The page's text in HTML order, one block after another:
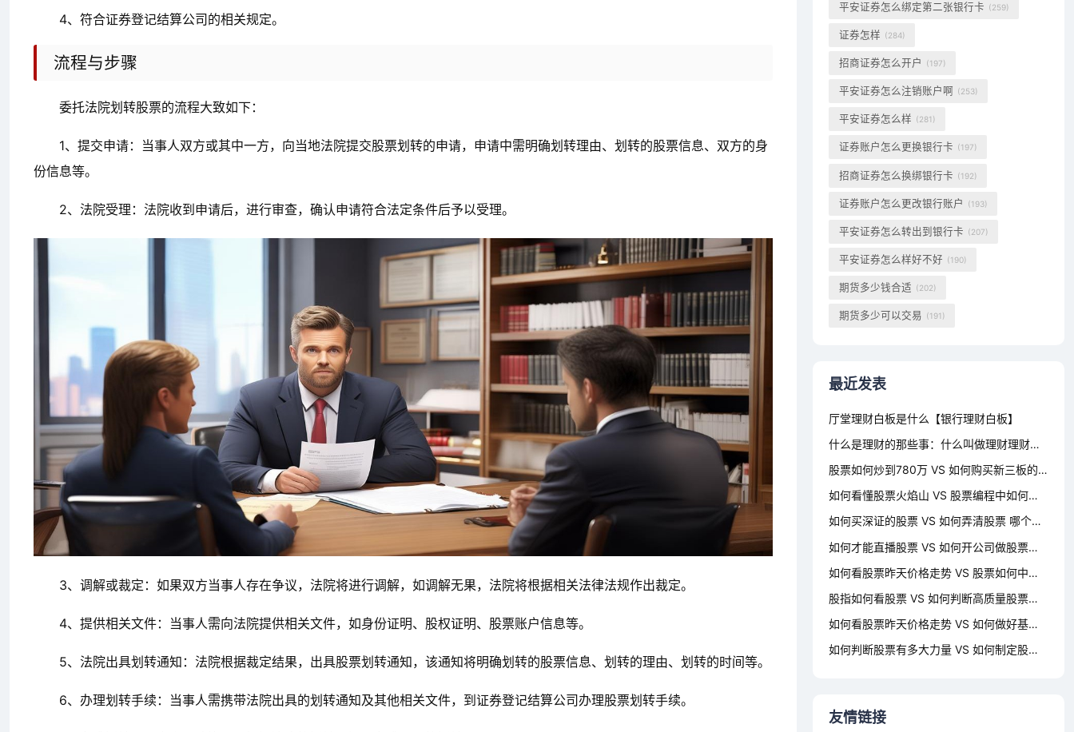
4、符合证券登记结算公司的相关规定。
流程与步骤
委托法院划转股票的流程大致如下：
1、提交申请：当事人双方或其中一方，向当地法院提交股票划转的申请，申请中需明确划转理由、划转的股票信息、双方的身
份信息等。
2、法院受理：法院收到申请后，进行审查，确认申请符合法定条件后予以受理。
3、调解或裁定：如果双方当事人存在争议，法院将进行调解，如调解无果，法院将根据相关法律法规作出裁定。
4、提供相关文件：当事人需向法院提供相关文件，如身份证明、股权证明、股票账户信息等。
5、法院出具划转通知：法院根据裁定结果，出具股票划转通知，该通知将明确划转的股票信息、划转的理由、划转的时间等。
6、办理划转手续：当事人需携带法院出具的划转通知及其他相关文件，到证券登记结算公司办理股票划转手续。
平安证券怎么绑定第二张银行卡 (259)
证券怎样 (284)
招商证券怎么开户 (197)
平安证券怎么注销账户啊 (253)
平安证券怎么样 (281)
证券账户怎么更换银行卡 (197)
招商证券怎么换绑银行卡 (192)
证券账户怎么更改银行账户 (193)
平安证券怎么转出到银行卡 (207)
平安证券怎么样好不好 (190)
期货多少钱合适 (202)
期货多少可以交易 (191)
最近发表
厅堂理财白板是什么【银行理财白板】
什么是理财的那些事：什么叫做理财理财是什么意思
股票如何炒到780万 VS 如何购买新三板的股票 哪个对你更有用？
如何看懂股票火焰山 VS 股票编程中如何去掉st股票 哪个对你更有用？
如何买深证的股票 VS 如何弄清股票 哪个对你更有用？
如何才能直播股票 VS 如何开公司做股票账户 哪个对你更有用？
如何看股票昨天价格走势 VS 股票如何中途卖出 哪个对你更有用？
股指如何看股票 VS 如何判断高质量股票涨跌 哪个对你更有用？
如何看股票昨天价格走势 VS 如何做好基因股票行业 哪个对你更有用？
如何判断股票有多大力量 VS 如何制定股票操作方法 哪个对你更有用？
友情链接